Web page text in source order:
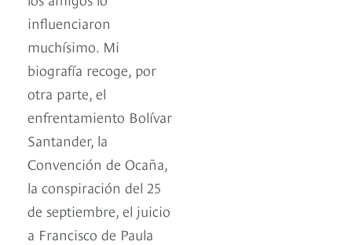
influenciaron
muchísimo. Mi
biografía recoge, por
otra parte, el
enfrentamiento Bolívar
Santander, la
Convención de Ocaña,
la conspiración del 25
de septiembre, el juicio
a Francisco de Paula